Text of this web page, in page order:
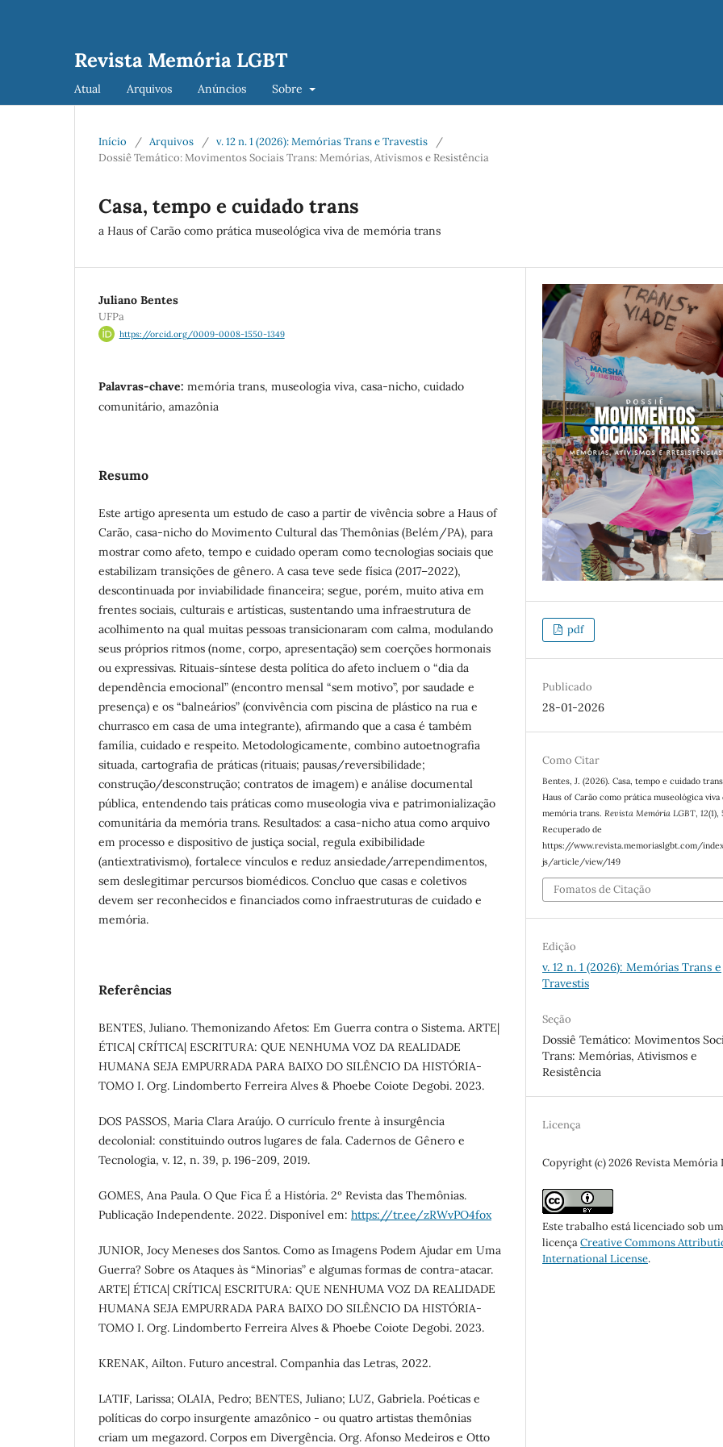
Revista Memória LGBT
Atual Arquivos Anúncios Sobre
Início / Arquivos / v. 12 n. 1 (2026): Memórias Trans e Travestis
/
Dossiê Temático: Movimentos Sociais Trans: Memórias, Ativismos e Resistência
Casa, tempo e cuidado trans
a Haus of Carão como prática museológica viva de memória trans
Juliano Bentes
UFPa
https://orcid.org/0009-0008-1550-1349
Palavras-chave: memória trans, museologia viva, casa-nicho, cuidado
comunitário, amazônia
Resumo
Este artigo apresenta um estudo de caso a partir de vivência sobre a Haus of
Carão, casa-nicho do Movimento Cultural das Themônias (Belém/PA), para
mostrar como afeto, tempo e cuidado operam como tecnologias sociais que
estabilizam transições de gênero. A casa teve sede física (2017–2022),
descontinuada por inviabilidade financeira; segue, porém, muito ativa em
frentes sociais, culturais e artísticas, sustentando uma infraestrutura de
acolhimento na qual muitas pessoas transicionaram com calma, modulando
seus próprios ritmos (nome, corpo, apresentação) sem coerções hormonais
ou expressivas. Rituais-síntese desta política do afeto incluem o “dia da
dependência emocional” (encontro mensal “sem motivo”, por saudade e
presença) e os “balneários” (convivência com piscina de plástico na rua e
churrasco em casa de uma integrante), afirmando que a casa é também
família, cuidado e respeito. Metodologicamente, combino autoetnografia
situada, cartografia de práticas (rituais; pausas/reversibilidade;
construção/desconstrução; contratos de imagem) e análise documental
pública, entendendo tais práticas como museologia viva e patrimonialização
comunitária da memória trans. Resultados: a casa-nicho atua como arquivo
em processo e dispositivo de justiça social, regula exibibilidade
(antiextrativismo), fortalece vínculos e reduz ansiedade/arrependimentos,
sem deslegitimar percursos biomédicos. Concluo que casas e coletivos
devem ser reconhecidos e financiados como infraestruturas de cuidado e
memória.
Referências
BENTES, Juliano. Themonizando Afetos: Em Guerra contra o Sistema. ARTE|
ÉTICA| CRÍTICA| ESCRITURA: QUE NENHUMA VOZ DA REALIDADE
HUMANA SEJA EMPURRADA PARA BAIXO DO SILÊNCIO DA HISTÓRIA-
TOMO I. Org. Lindomberto Ferreira Alves & Phoebe Coiote Degobi. 2023.
DOS PASSOS, Maria Clara Araújo. O currículo frente à insurgência
decolonial: constituindo outros lugares de fala. Cadernos de Gênero e
Tecnologia, v. 12, n. 39, p. 196-209, 2019.
GOMES, Ana Paula. O Que Fica É a História. 2º Revista das Themônias.
Publicação Independente. 2022. Disponível em: https://tr.ee/zRWvPO4fox
JUNIOR, Jocy Meneses dos Santos. Como as Imagens Podem Ajudar em Uma
Guerra? Sobre os Ataques às “Minorias” e algumas formas de contra-atacar.
ARTE| ÉTICA| CRÍTICA| ESCRITURA: QUE NENHUMA VOZ DA REALIDADE
HUMANA SEJA EMPURRADA PARA BAIXO DO SILÊNCIO DA HISTÓRIA-
TOMO I. Org. Lindomberto Ferreira Alves & Phoebe Coiote Degobi. 2023.
KRENAK, Ailton. Futuro ancestral. Companhia das Letras, 2022.
LATIF, Larissa; OLAIA, Pedro; BENTES, Juliano; LUZ, Gabriela. Poéticas e
políticas do corpo insurgente amazônico - ou quatro artistas themônias
criam um megazord. Corpos em Divergência. Org. Afonso Medeiros e Otto
pdf
Publicado
28-01-2026
Como Citar
Bentes, J. (2026). Casa, tempo e cuidado
Haus of Carão como prática museológica viva
memória trans. Revista Memória LGBT ,12(1),
Recuperado de
https://www.revista.memoriaslgbt.com/
js/article/view/149
Fomatos de Citação
Edição
v. 12 n. 1 (2026): Memórias Trans e
Travestis
Seção
Dossiê Temático: Movimentos
Trans: Memórias, Ativismos e
Resistência
Licença
Copyright (c) 2026 Revista Memória
Este trabalho está licenciado sob
licençaCreative Commons
International License.